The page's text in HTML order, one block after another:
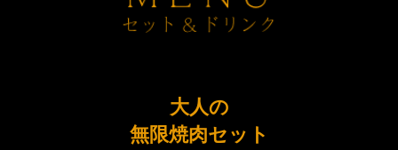
大人の
無限焼肉セット